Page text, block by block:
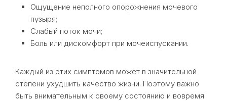
Ощущение неполного опорожнения мочевого
пузыря;
Слабый поток мочи;
Боль или дискомфорт при мочеиспускании.
Каждый из этих симптомов может в значительной
степени ухудшить качество жизни. Поэтому важно
быть внимательным к своему состоянию и вовремя